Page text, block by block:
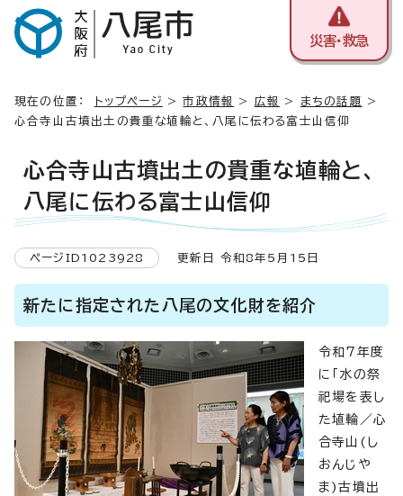
災害・救急
現在の位置： トップページ >市政情報 > 広報 > まちの話題
>
心合寺山古墳出土の貴重な埴輪と、八尾に伝わる富士山信仰
心合寺山古墳出土の貴重な埴輪と、
八尾に伝わる富士山信仰
ページID1023928 更新日 令和8年5月15日
新たに指定された八尾の文化財を紹介
令和7年度
に「水の祭
祀場を表し
た埴輪／心
合寺山(し
おんじや
ま)古墳出